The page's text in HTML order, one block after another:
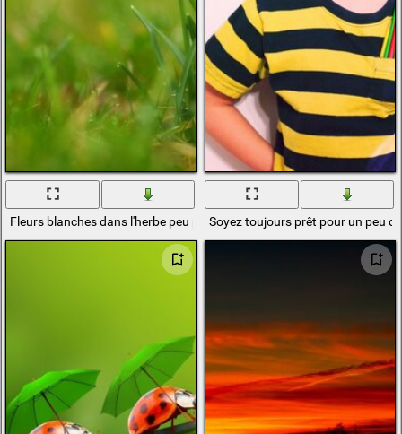
Fleurs blanches dans l'herbe peu profondeSoyez toujours prêt pour un peu